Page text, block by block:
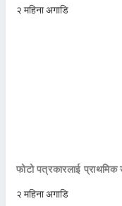
२ महिना अगाडि
फोटो पत्रकारलाई प्राथमिक
२ महिना अगाडि